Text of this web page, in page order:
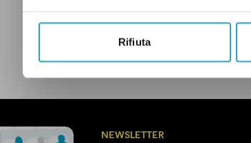
Rifiuta
LEGGI LA NOSTRA POLITICA DELLE
NEWSLETTER